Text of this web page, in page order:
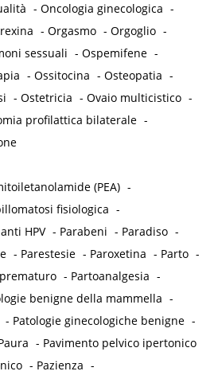
-Oncologia ginecologica -
-Orgasmo -Orgoglio -
sessuali -Ospemifene -
-Ossitocina -Osteopatia -
-Ostetricia -Ovaio multicistico -
profilattica bilaterale -
(PEA) -
fisiologica -
HPV - Parabeni - Paradiso -
- Parestesie - Paroxetina - Parto -
- Partoanalgesia -
benigne della mammella -
- Patologie ginecologiche benigne -
- Pavimento pelvico ipertonico
- Pazienza -